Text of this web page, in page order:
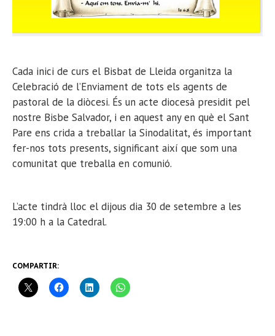
Cada inici de curs el Bisbat de Lleida organitza la
Celebració de l’Enviament de tots els agents de
pastoral de la diòcesi. És un acte diocesà presidit pel
nostre Bisbe Salvador, i en aquest any en què el Sant
Pare ens crida a treballar la Sinodalitat, és important
fer-nos tots presents, significant així que som una
comunitat que treballa en comunió.
L’acte tindrà lloc el dijous dia 30 de setembre a les
19:00 h a la Catedral.
COMPARTIR: